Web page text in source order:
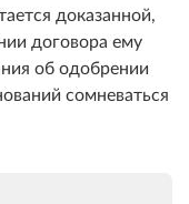
доказанной,
договора ему
об одобрении
сомневаться